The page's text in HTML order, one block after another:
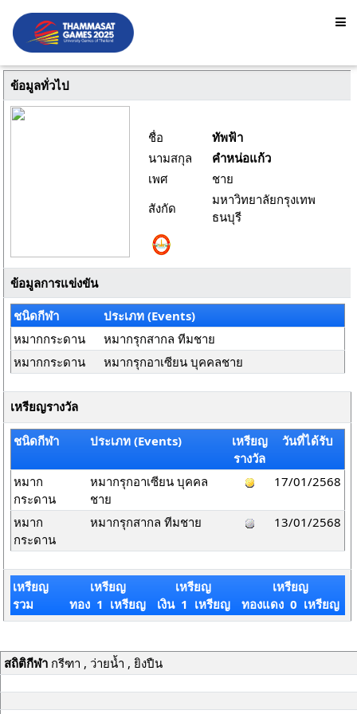
ข้อมูลทั่วไป
ชื่อ
ทัพฟ้า
นามสกุล
คำหน่อแก้ว
เพศ
ชาย
สังกัด
มหาวิทยาลัยกรุงเทพ
ธนบุรี
ข้อมูลการแข่งขัน
ชนิดกีฬา
ประเภท (Events)
หมากกระดาน
หมากรุกสากล ทีมชาย
หมากกระดาน
หมากรุกอาเซียน บุคคลชาย
เหรียญรางวัล
ชนิดกีฬา ประเภท (Events)
เหรียญ
รางวัล
วันที่ได้รับ
หมาก
กระดาน
หมากรุกอาเซียน บุคคล
ชาย
17/01/2568
หมาก
กระดาน
หมากรุกสากล ทีมชาย 13/01/2568
เหรียญ
รวม
เหรียญ
ทอง 1 เหรียญ
เหรียญ
เงิน 1 เหรียญ
เหรียญ
ทองแดง 0 เหรียญ
สถิติกีฬากรีฑา , ว่ายน้ำ , ยิงปืน